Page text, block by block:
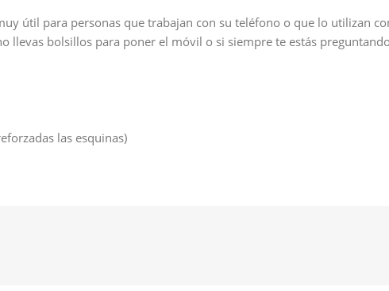
útil para personas que trabajan con su teléfono o que lo utilizan
bolsillos para poner el móvil o si siempre te estás preguntando
las esquinas)